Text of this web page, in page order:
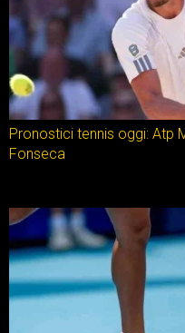
Pronostici tennis oggi: Atp
Fonseca